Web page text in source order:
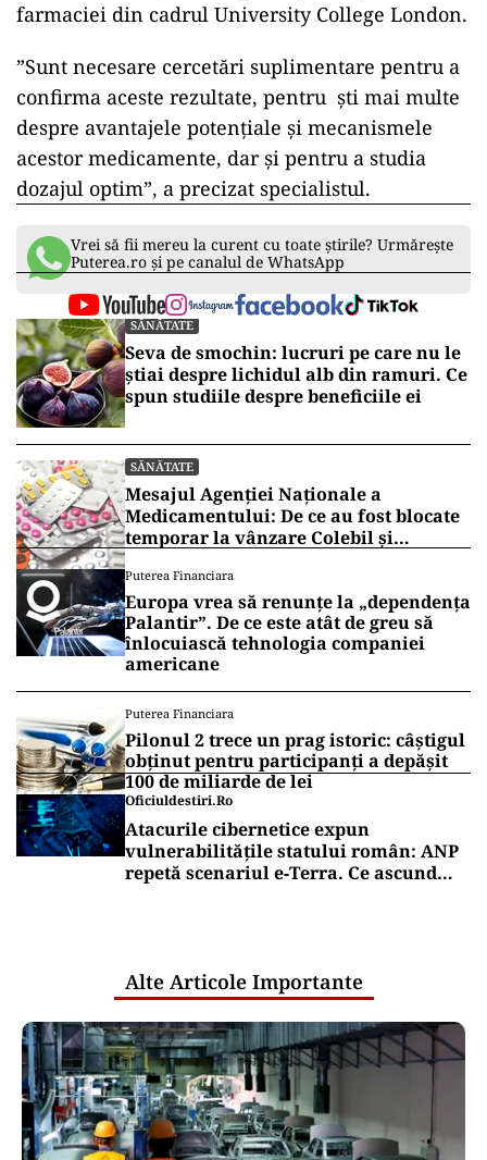
farmaciei din cadrul University College London.
”Sunt necesare cercetări suplimentare pentru a
confirma aceste rezultate, pentru ști mai multe
despre avantajele potențiale și mecanismele
acestor medicamente, dar și pentru a studia
dozajul optim”, a precizat specialistul.
Vrei să fii mereu la curent cu toate știrile? Urmărește
Puterea.ro și pe canalul de WhatsApp
SĂNĂTATE
Seva de smochin: lucruri pe care nu le
știai despre lichidul alb din ramuri. Ce
spun studiile despre beneficiile ei
SĂNĂTATE
Mesajul Agenției Naționale a
Medicamentului: De ce au fost blocate
temporar la vânzare Colebil și
Puterea Financiara
Europa vrea să renunțe la „dependența
Palantir”. De ce este atât de greu să
înlocuiască tehnologia companiei
americane
Puterea Financiara
Pilonul 2 trece un prag istoric: câștigul
obținut pentru participanți a depășit
100 de miliarde de lei
Oficiuldestiri.ro
Atacurile cibernetice expun
vulnerabilitățile statului român: ANP
repetă scenariul e‑Terra. Ce ascund
Alte Articole Importante